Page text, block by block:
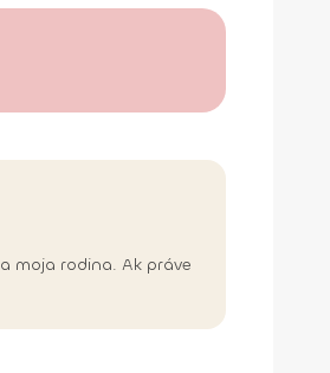
moja rodina. Ak práve